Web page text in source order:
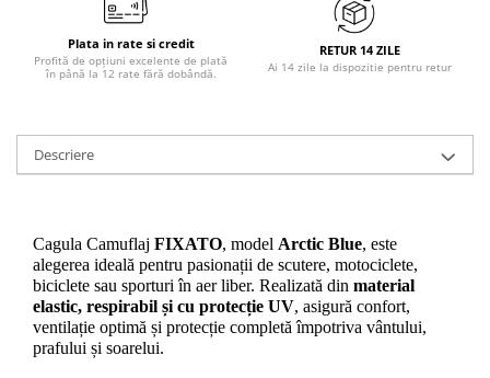
Plata in rate si credit
Profită de opțiuni excelente de plată
în până la 12 rate fără dobândă.
RETUR 14 ZILE
Ai 14 zile la dispozitie pentru retur
Descriere
Cagula Camuflaj FIXATO, model Arctic Blue, este
alegerea ideală pentru pasionații de scutere, motociclete,
biciclete sau sporturi în aer liber. Realizată din material
elastic, respirabil și cu protecție UV, asigură confort,
ventilație optimă și protecție completă împotriva vântului,
prafului și soarelui.